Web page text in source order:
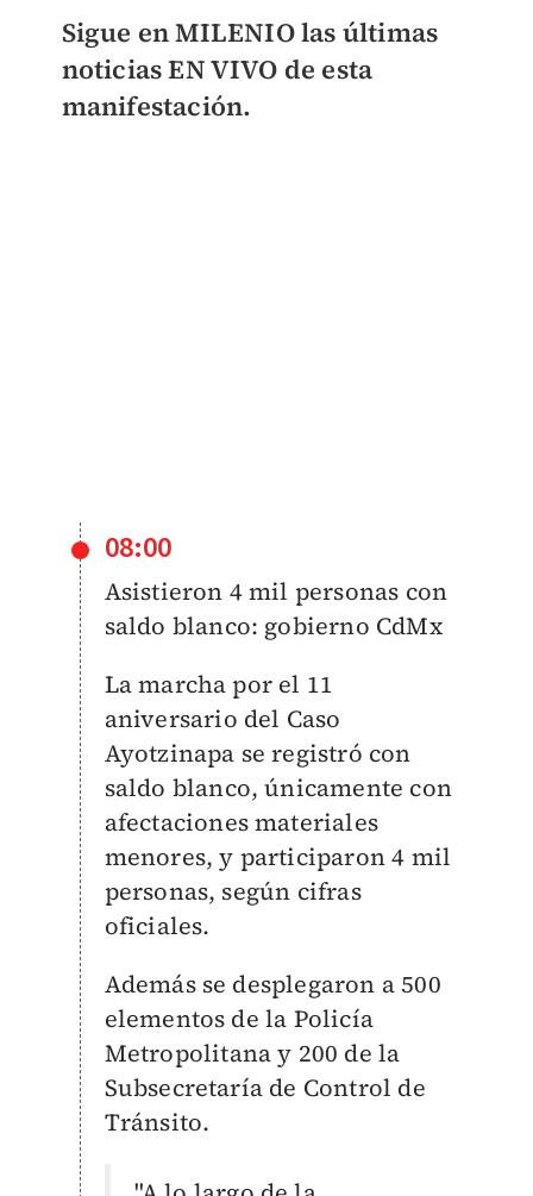
Sigue enMILENIOlas últimas
noticias EN VIVO de esta
manifestación.
08:00
Asistieron 4 mil personas con
saldo blanco: gobierno CdMx
La marcha por el 11
aniversario del Caso
Ayotzinapa se registró con
saldo blanco, únicamente con
afectaciones materiales
menores, y participaron 4 mil
personas, según cifras
oficiales.
Además se desplegaron a 500
elementos de la Policía
Metropolitana y 200 de la
Subsecretaría de Control de
Tránsito.